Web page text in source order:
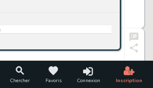
Chercher Favoris Connexion Inscription
10/12/2022
go premium